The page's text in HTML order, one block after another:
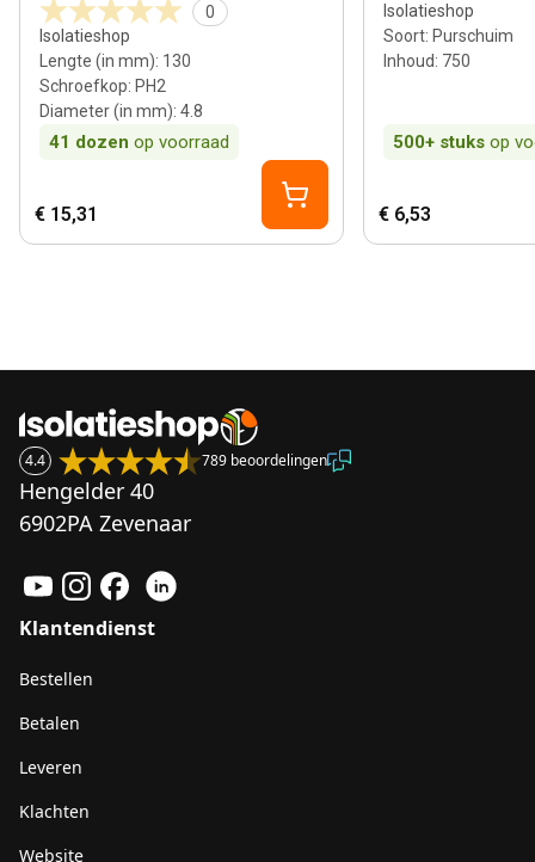
0
Isolatieshop
Lengte (in mm): 130
Schroefkop: PH2
Diameter (in mm): 4.8
41 dozen op voorraad
€ 15,31
Isolatieshop
Soort: Purschuim
Inhoud: 750
500+ stuks op
€ 6,53
4.4 789 beoordelingen
Hengelder 40
6902PA Zevenaar
Klantendienst
Bestellen
Betalen
Leveren
Klachten
Website